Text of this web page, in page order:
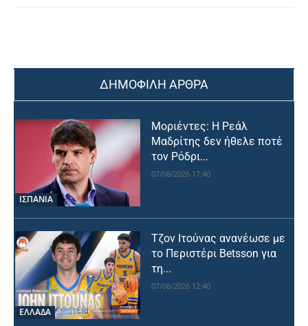
ΔΗΜΟΦΙΛΗ ΑΡΘΡΑ
ΙΣΠΑΝΙΑ
Μοριέντες: Η Ρεάλ
Μαδρίτης δεν ήθελε ποτέ
τον Ρόδρι...
07/08/2026 17:40
ΕΛΛΑΔΑ
Τζον Ιτούνας ανανέωσε με
το Περιστέρι Betsson για
τη...
07/08/2026 12:40